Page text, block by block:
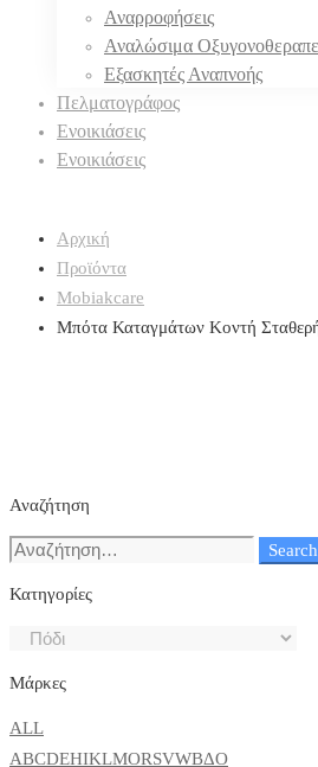
Αναρροφήσεις
Αναλώσιμα
Εξασκητές Αναπνοής
Πελματογράφος
Ενοικιάσεις
Ενοικιάσεις
Αρχική
Προϊόντα
Mobiakcare
Μπότα Καταγμάτων Κοντή
Αναζήτηση
Search
Search
Κατηγορίες
Μάρκες
ALL
ABCDEHIKLMORSVWΒΔΟ